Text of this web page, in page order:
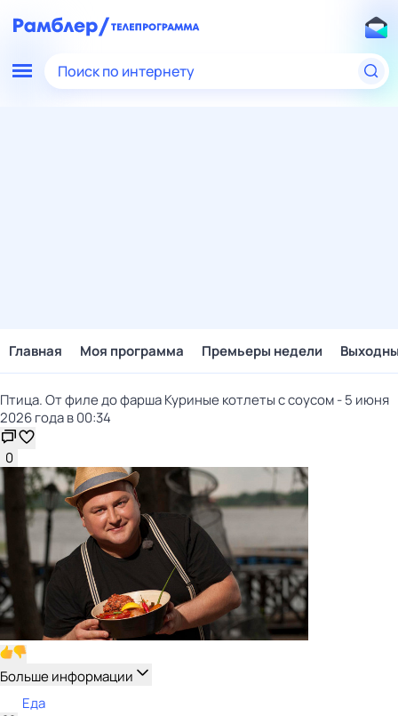
Поиск по интернету
Главная Моя программа Премьеры недели
Птица. От филе до фарша Куриные котлеты с соусом - 5 июня
2026 года в 00:34
0
Больше информации
Еда